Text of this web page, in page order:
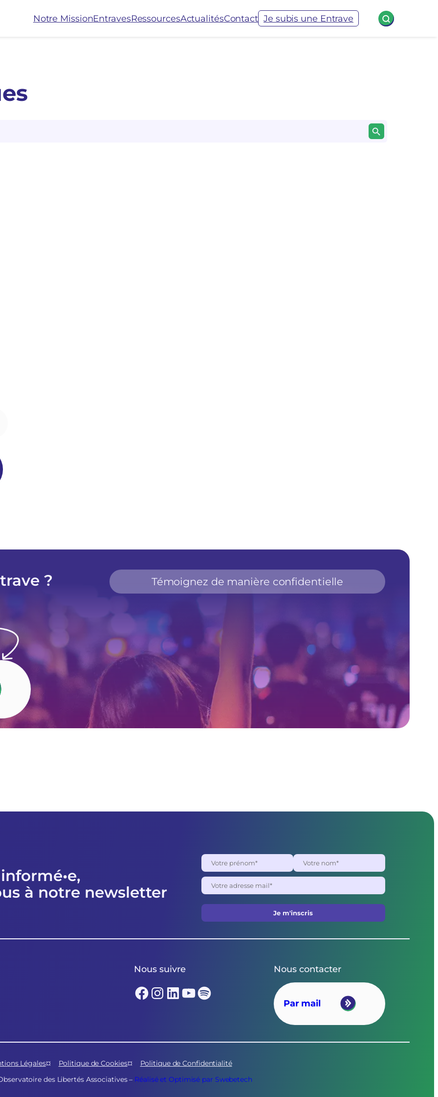
Notre MissionEntravesRessourcesActualitésContact Je subis une Entrave
Search Button
? Témoignez de manière confidentielle
à notre newsletter
Nous suivre
Facebook Instagram LinkedIn YouTube Spotify
Nous contacter
Par mail
Légales Politique de Cookies
Politique de Confidentialité
des Libertés Associatives – Réalisé et Optimisé par Swebetech